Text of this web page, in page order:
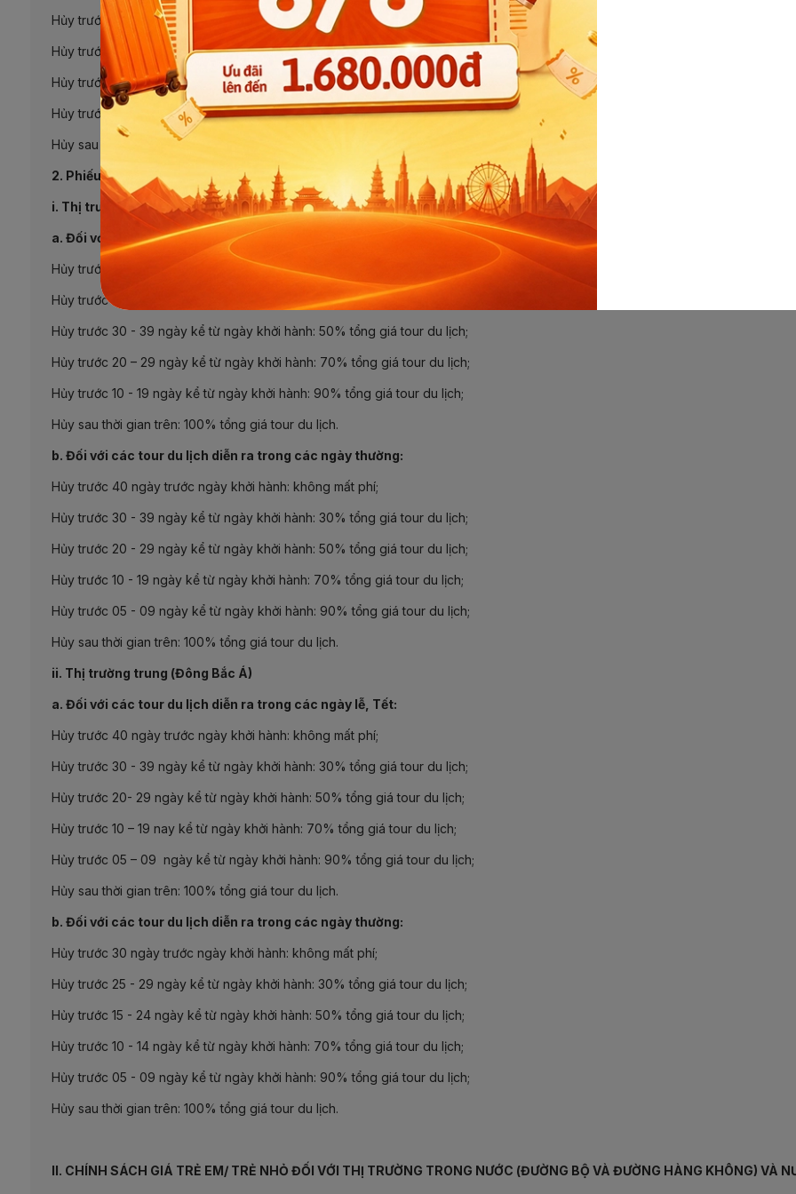
Hủy trước 21 - 30 ngày kể từ ngày khởi hành: 30% tổng giá tour du lịch;
Hủy trước 15 - 21 ngày kể từ ngày khởi hành: 50% tổng giá tour du lịch;
Hủy trước 10 - 14 ngày kể từ ngày khởi hành: 70% tổng giá tour du lịch;
Hủy trước 05 - 09 ngày kể từ ngày khởi hành: 90% tổng giá tour du lịch;
Hủy sau thời gian trên: 100% tổng giá tour du lịch.
2. Phiếu đăng ký du lịch nước ngoài
i. Thị trường xa (thị trường Âu - Úc - Mỹ - Phi)
a. Đối với các tour du lịch diễn ra trong các ngày lễ, Tết:
Hủy trước 50 ngày trước ngày khởi hành: không mất phí;
Hủy trước 40 - 49 ngày kể từ ngày khởi hành: 30% tổng giá tour du lịch;
Hủy trước 30 - 39 ngày kể từ ngày khởi hành: 50% tổng giá tour du lịch;
Hủy trước 20 – 29 ngày kể từ ngày khởi hành: 70% tổng giá tour du lịch;
Hủy trước 10 - 19 ngày kể từ ngày khởi hành: 90% tổng giá tour du lịch;
Hủy sau thời gian trên: 100% tổng giá tour du lịch.
b. Đối với các tour du lịch diễn ra trong các ngày thường:
Hủy trước 40 ngày trước ngày khởi hành: không mất phí;
Hủy trước 30 - 39 ngày kể từ ngày khởi hành: 30% tổng giá tour du lịch;
Hủy trước 20 - 29 ngày kể từ ngày khởi hành: 50% tổng giá tour du lịch;
Hủy trước 10 - 19 ngày kể từ ngày khởi hành: 70% tổng giá tour du lịch;
Hủy trước 05 - 09 ngày kể từ ngày khởi hành: 90% tổng giá tour du lịch;
Hủy sau thời gian trên: 100% tổng giá tour du lịch.
ii. Thị trường trung (Đông Bắc Á)
a. Đối với các tour du lịch diễn ra trong các ngày lễ, Tết:
Hủy trước 40 ngày trước ngày khởi hành: không mất phí;
Hủy trước 30 - 39 ngày kể từ ngày khởi hành: 30% tổng giá tour du lịch;
Hủy trước 20- 29 ngày kể từ ngày khởi hành: 50% tổng giá tour du lịch;
Hủy trước 10 – 19 nay kể từ ngày khởi hành: 70% tổng giá tour du lịch;
Hủy trước 05 – 09 ngày kể từ ngày khởi hành: 90% tổng giá tour du lịch;
Hủy sau thời gian trên: 100% tổng giá tour du lịch.
b. Đối với các tour du lịch diễn ra trong các ngày thường:
Hủy trước 30 ngày trước ngày khởi hành: không mất phí;
Hủy trước 25 - 29 ngày kể từ ngày khởi hành: 30% tổng giá tour du lịch;
Hủy trước 15 - 24 ngày kể từ ngày khởi hành: 50% tổng giá tour du lịch;
Hủy trước 10 - 14 ngày kể từ ngày khởi hành: 70% tổng giá tour du lịch;
Hủy trước 05 - 09 ngày kể từ ngày khởi hành: 90% tổng giá tour du lịch;
Hủy sau thời gian trên: 100% tổng giá tour du lịch.
II. CHÍNH SÁCH GIÁ TRẺ EM/ TRẺ NHỎ ĐỐI VỚI THỊ TRƯỜNG TRONG NƯỚC (ĐƯỜNG BỘ VÀ ĐƯỜNG HÀNG KHÔNG) VÀ